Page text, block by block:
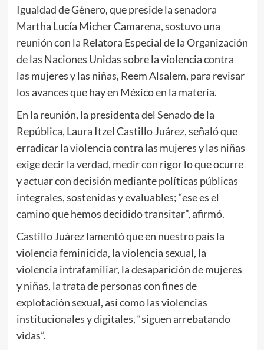
Igualdad de Género, que preside la senadora
Martha Lucía Micher Camarena, sostuvo una
reunión con la Relatora Especial de la Organización
de las Naciones Unidas sobre la violencia contra
las mujeres y las niñas, Reem Alsalem, para revisar
los avances que hay en México en la materia.
En la reunión, la presidenta del Senado de la
República, Laura Itzel Castillo Juárez, señaló que
erradicar la violencia contra las mujeres y las niñas
exige decir la verdad, medir con rigor lo que ocurre
y actuar con decisión mediante políticas públicas
integrales, sostenidas y evaluables; “ese es el
camino que hemos decidido transitar”, afirmó.
Castillo Juárez lamentó que en nuestro país la
violencia feminicida, la violencia sexual, la
violencia intrafamiliar, la desaparición de mujeres
y niñas, la trata de personas con fines de
explotación sexual, así como las violencias
institucionales y digitales, “siguen arrebatando
vidas”.